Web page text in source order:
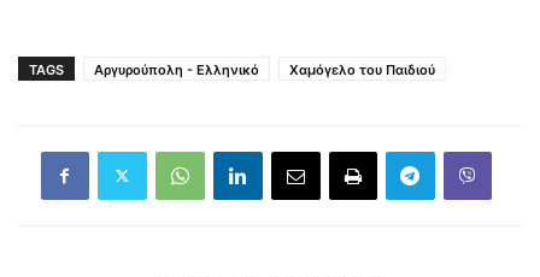
TAGS Αργυρούπολη - Ελληνικό Χαμόγελο του Παιδιού